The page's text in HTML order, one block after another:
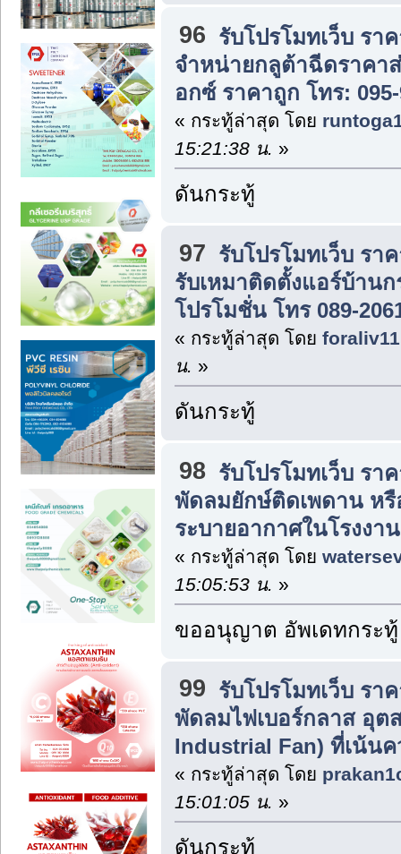
96 รับโปรโมทเว็บ รา
จำหน่ายกลูต้าฉีดราคา
อกซ์ ราคาถูก โทร: 095-
« กระทู้ล่าสุด โดย
15:21:38 น. »
ดันกระทู้
97 รับโปรโมทเว็บ รา
รับเหมาติดตั้งแอร์บ้าน
โปรโมชั่น โทร 089-
« กระทู้ล่าสุด โดย foraliv11
น. »
ดันกระทู้
98 รับโปรโมทเว็บ รา
พัดลมยักษ์ติดเพดาน ห
ระบายอากาศในโรงงา
« กระทู้ล่าสุด โดย
15:05:53 น. »
ขออนุญาต อัพเดทกระทู้
99 รับโปรโมทเว็บ รา
พัดลมไฟเบอร์กลาส อุต
Industrial Fan) ที่เน้น
« กระทู้ล่าสุด โดย
15:01:05 น. »
ดันกระทู้